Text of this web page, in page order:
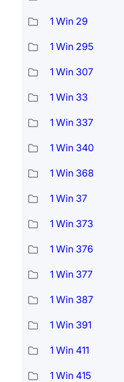
1 Win 29
1 Win 295
1 Win 307
1 Win 33
1 Win 337
1 Win 340
1 Win 368
1 Win 37
1 Win 373
1 Win 376
1 Win 377
1 Win 387
1 Win 391
1 Win 411
1 Win 415